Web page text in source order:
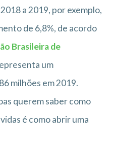
a 2019, por exemplo,
de 6,8%, de acordo
Brasileira de
um
milhões em 2019.
querem saber como
é como abrir uma